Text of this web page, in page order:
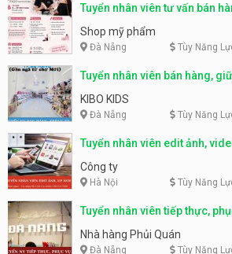
Tuyển nhân viên tư vấn bán
Shop mỹ phẩm
Đà Nẵng Tùy Năng
Tuyển nhân viên bán hàng,
KIBO KIDS
Đà Nẵng Tùy Năng
Tuyển nhân viên edit ảnh,
Công ty
Hà Nội Tùy Năng
Tuyển nhân viên tiếp thực,
Nhà hàng Phủi Quán
Đà Nẵng Tùy Năng